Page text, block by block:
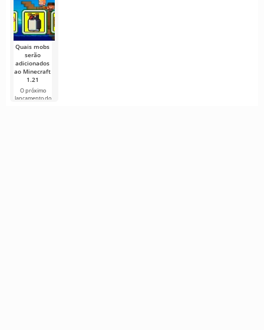
quinta build
de pré-
lançamento
Quais mobs
serão
adicionados
ao Minecraft
1.21
O próximo
lançamento do